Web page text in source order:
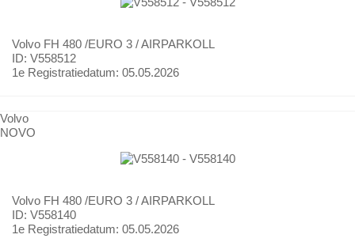
Volvo FH 480 /EURO 3 / AIRPARKOLL
ID: V558512
1e Registratiedatum: 05.05.2026
Volvo
NOVO
Volvo FH 480 /EURO 3 / AIRPARKOLL
ID: V558140
1e Registratiedatum: 05.05.2026